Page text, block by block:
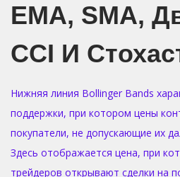
EMA, SMA,
CCI И
Нижняя линия Bollinger Bands
поддержки, при котором цены
покупатели, не допускающие их
Здесь отображается цена, при
трейдеров открывают сделки на